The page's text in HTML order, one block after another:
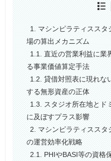
1. マシンピラティススタ
場の算出メカニズム
1.1. 直近の営業利益に業
る事業価値算定手法
1.2. 貸借対照表に現れな
する無形資産の正体
1.3. スタジオ所在地とド
に及ぼすプラス影響
2. マシンピラティススタ
の運営効率化戦略
2.1. PHIやBASI等の資格